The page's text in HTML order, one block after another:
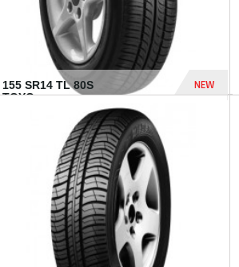
155 SR14 TL 80S
TOYO...
NEW